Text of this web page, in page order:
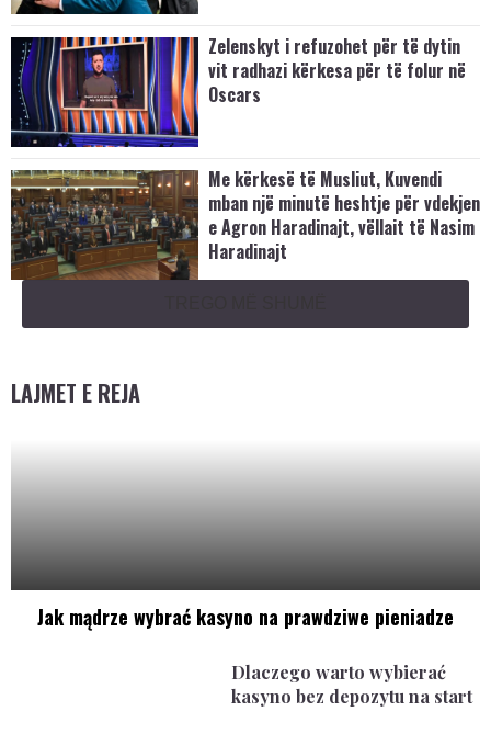
Zelenskyt i refuzohet për të dytin
vit radhazi kërkesa për të folur në
Oscars
Me kërkesë të Musliut, Kuvendi
mban një minutë heshtje për vdekjen
e Agron Haradinajt, vëllait të Nasim
Haradinajt
LAJMET E REJA
Jak mądrze wybrać kasyno na prawdziwe pieniadze
Dlaczego warto wybierać
kasyno bez depozytu na start